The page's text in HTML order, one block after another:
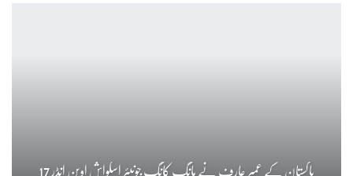
پاکستان کے عمیر عارف نے ہانگ کانگ جونیئر اسکواش اوپن انڈر 17